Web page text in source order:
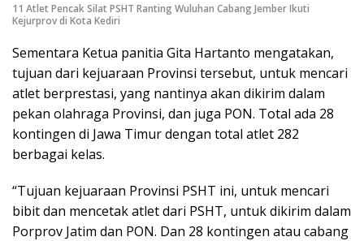
11 Atlet Pencak Silat PSHT Ranting Wuluhan Cabang Jember Ikuti
Kejurprov di Kota Kediri
Sementara Ketua panitia Gita Hartanto mengatakan,
tujuan dari kejuaraan Provinsi tersebut, untuk mencari
atlet berprestasi, yang nantinya akan dikirim dalam
pekan olahraga Provinsi, dan juga PON. Total ada 28
kontingen di Jawa Timur dengan total atlet 282
berbagai kelas.
“Tujuan kejuaraan Provinsi PSHT ini, untuk mencari
bibit dan mencetak atlet dari PSHT, untuk dikirim dalam
Porprov Jatim dan PON. Dan 28 kontingen atau cabang